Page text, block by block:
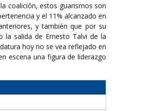
coalición, estos guarismos son
y el 11% alcanzado en
y también que por su
la salida de Ernesto Talvi de la
hoy no se vea reflejado en
escena una figura de liderazgo